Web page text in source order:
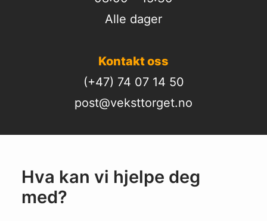
Alle dager
Kontakt oss
(+47) 74 07 14 50
post@veksttorget.no
Hva kan vi hjelpe deg
med?